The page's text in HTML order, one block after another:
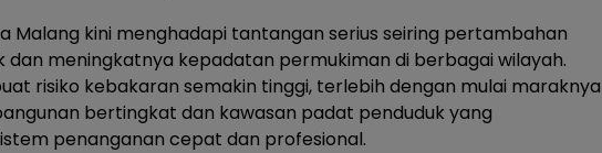
Malang kini menghadapi tantangan serius seiring pertambahan
dan meningkatnya kepadatan permukiman di berbagai wilayah.
risiko kebakaran semakin tinggi, terlebih dengan mulai maraknya
bertingkat dan kawasan padat penduduk yang
penanganan cepat dan profesional.